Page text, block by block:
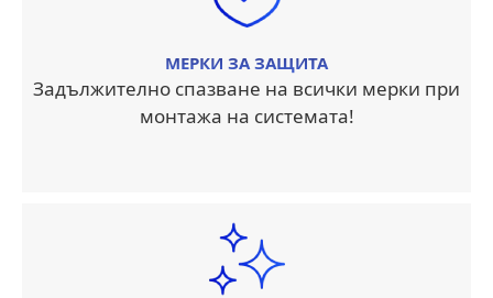
МЕРКИ ЗА ЗАЩИТА
Задължително спазване на всички мерки при
монтажа на системата!